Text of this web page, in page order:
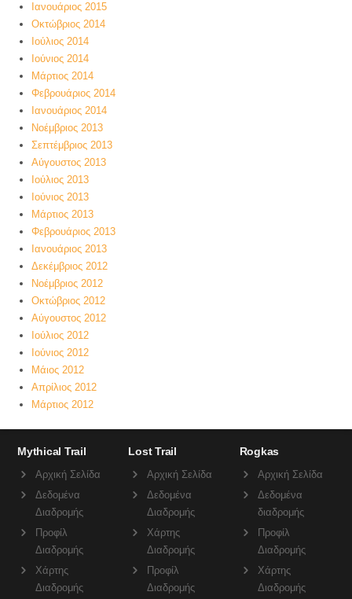
Ιανουάριος 2015
Οκτώβριος 2014
Ιούλιος 2014
Ιούνιος 2014
Μάρτιος 2014
Φεβρουάριος 2014
Ιανουάριος 2014
Νοέμβριος 2013
Σεπτέμβριος 2013
Αύγουστος 2013
Ιούλιος 2013
Ιούνιος 2013
Μάρτιος 2013
Φεβρουάριος 2013
Ιανουάριος 2013
Δεκέμβριος 2012
Νοέμβριος 2012
Οκτώβριος 2012
Αύγουστος 2012
Ιούλιος 2012
Ιούνιος 2012
Μάιος 2012
Απρίλιος 2012
Μάρτιος 2012
Mythical Trail
Αρχική Σελίδα
Δεδομένα
Διαδρομής
Προφίλ
Διαδρομής
Χάρτης
Διαδρομής
Lost Trail
Αρχική Σελίδα
Δεδομένα
Διαδρομής
Χάρτης
Διαδρομής
Προφίλ
Διαδρομής
Rogkas
Αρχική Σελίδα
Δεδομένα
διαδρομής
Προφίλ
Διαδρομής
Χάρτης
Διαδρομής